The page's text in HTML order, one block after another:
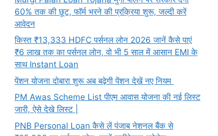
60% तक की छूट, फॉर्म भरने की प्रक्रिया शुरू, जल्दी करें
आवेदन
किस्त ₹13,333 HDFC पर्सनल लोन 2026 जानें कैसे पाएं
₹6 लाख तक का पर्सनल लोन, वो भी 5 साल में आसान EMI के
साथ Instant Loan
पेंशन योजना दोबारा शुरू अब बढ़ेगी पेंशन देखें नए नियम
PM Awas Scheme List पीएम आवास योजना की नई लिस्ट
जारी, ऐसे देखे लिस्ट |
PNB Personal Loan कैसे लें पंजाब नेशनल बैंक से